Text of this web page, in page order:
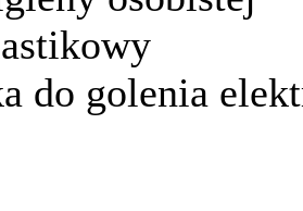
do golenia